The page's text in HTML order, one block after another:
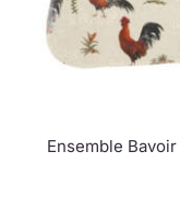
Ensemble